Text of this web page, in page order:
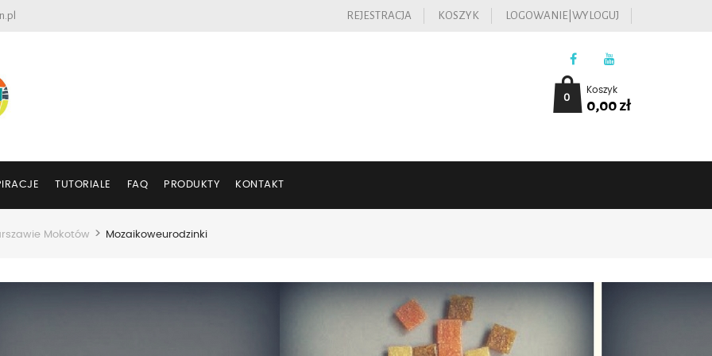
REJESTRACJA KOSZYK LOGOWANIE|WYLOGUJ
Koszyk
0,00zł
0
TUTORIALE FAQ PRODUKTY KONTAKT
Mokotów > Mozaikoweurodzinki